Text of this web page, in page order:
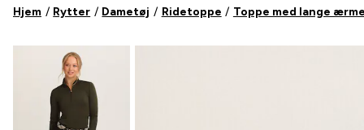
Hjem Rytter Dametøj Ridetoppe Toppe med lange